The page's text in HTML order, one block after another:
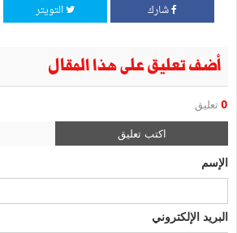
شارك التويتر
أضف تعليق على هذا المقال
0 تعليق
اكتب تعليق
الإسم
البريد الإلكتروني